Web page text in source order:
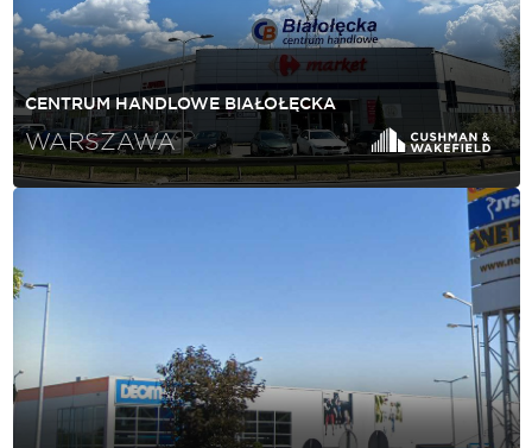
CENTRUM HANDLOWE BIAŁOŁĘCKA
WARSZAWA